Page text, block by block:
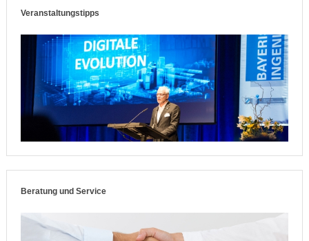
Veranstaltungstipps
Beratung und Service